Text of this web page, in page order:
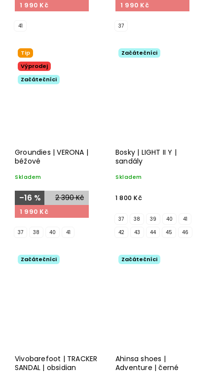
1 990 Kč
41
1 990 Kč
37
Tip
Výprodej
Začátečníci
Groundies | VERONA |
béžové
Skladem
2 390 Kč
–16 %
1 990 Kč
37 38 40 41
Začátečníci
Bosky | LIGHT II Y |
sandály
Skladem
1 800 Kč
37 38 39 40 41
42 43 44 45 46
Začátečníci
Vivobarefoot | TRACKER
SANDAL | obsidian
Začátečníci
Ahinsa shoes |
Adventure | černé